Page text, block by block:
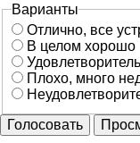
Варианты
Отлично, все
В целом хорошо
Плохо, много